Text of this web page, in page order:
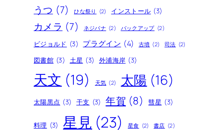
うつ (7) ひな祭り (2) インストール (3)
カメラ (7) ネジバナ (2) バックアップ (2)
ビジョルド (3) プラグイン (4) 古墳 (2) 司法 (2)
図書館 (3) 土星 (3) 外浦海岸 (3)
天文 (19) 天気 (2) 太陽 (16)
太陽黒点 (3) 干支 (3) 年賀 (8) 彗星 (3)
料理 (3) 星見 (23) 星食 (2) 書店 (2)